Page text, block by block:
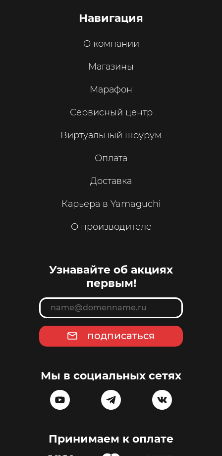
Навигация
О компании
Магазины
Марафон
Сервисный центр
Виртуальный шоурум
Оплата
Доставка
Карьера в Yamaguchi
О производителе
Узнавайте об акциях
первым!
подписаться
Мы в социальных сетях
Принимаем к оплате